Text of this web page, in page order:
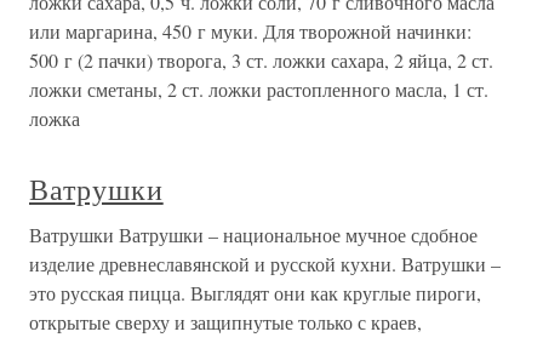
или маргарина, 450 г муки. Для творожной начинки:
500 г (2 пачки) творога, 3 ст. ложки сахара, 2 яйца, 2 ст.
ложки сметаны, 2 ст. ложки растопленного масла, 1 ст.
ложка
Ватрушки
Ватрушки Ватрушки – национальное мучное сдобное
изделие древнеславянской и русской кухни. Ватрушки –
это русская пицца. Выглядят они как круглые пироги,
открытые сверху и защипнутые только с краев,